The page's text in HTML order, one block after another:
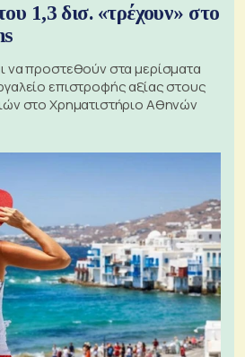
1,3 δισ. «τρέχουν» στο
να προστεθούν στα μερίσματα
επιστροφής αξίας στους
στο Χρηματιστήριο Αθηνών